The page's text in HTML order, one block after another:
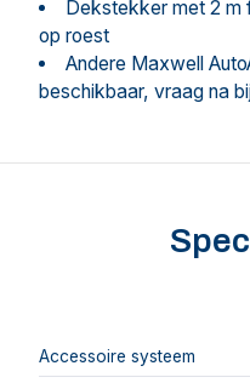
Dekstekker met 2 m
op roest
Andere Maxwell
beschikbaar, vraag na
Accessoire systeem